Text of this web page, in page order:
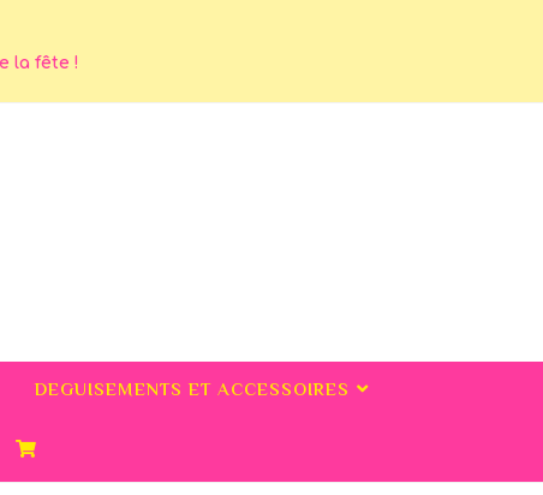
la fête !
DEGUISEMENTS ET ACCESSOIRES